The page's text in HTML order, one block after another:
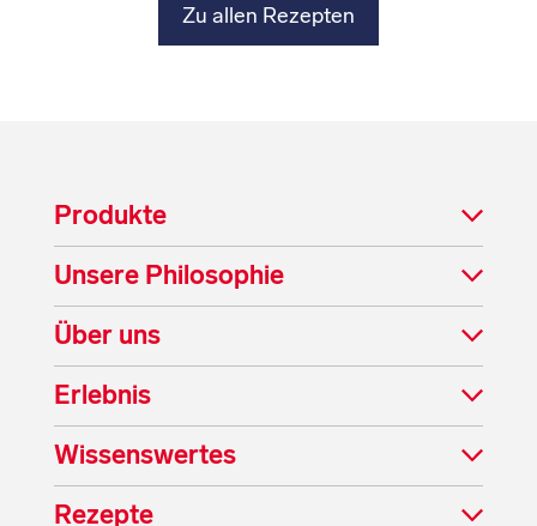
Zu allen Rezepten
Produkte
Unsere Philosophie
Über uns
Erlebnis
Wissenswertes
Rezepte